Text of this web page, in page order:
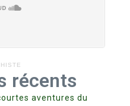
récents
aventures du